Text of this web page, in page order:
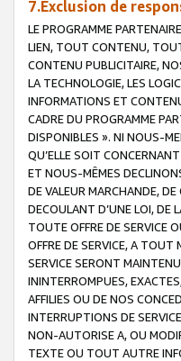
7.Exclusion de
LE PROGRAMME
LIEN, TOUT CONTENU,
CONTENU PUBLICITAIRE,
LA TECHNOLOGIE, LES
INFORMATIONS ET
CADRE DU PROGRAMME
DISPONIBLES ». NI NOUS-
QU’ELLE SOIT
ET NOUS-MÊMES
DE VALEUR MARCHANDE,
DECOULANT D’UNE LOI, DE
TOUTE OFFRE DE SERVICE
OFFRE DE SERVICE, A
SERVICE SERONT
ININTERROMPUES,
AFFILIES OU DE NOS
INTERRUPTIONS DE
NON-AUTORISE A, OU
TEXTE OU TOUT AUTRE